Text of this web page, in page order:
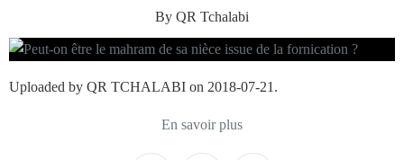
By QR Tchalabi
Uploaded by QR TCHALABI on 2018-07-21.
En savoir plus